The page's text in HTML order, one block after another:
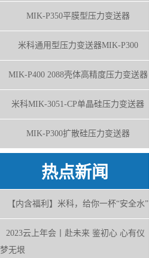
MIK-P350平膜型压力变送器
米科通用型压力变送器MIK-P300
MIK-P400 2088壳体高精度压力变送器
米科MIK-3051-CP单晶硅压力变送器
MIK-P300扩散硅压力变送器
热点新闻
【内含福利】米科，给你一杯“安全水”
2023云上年会丨赴未来 鉴初心 心有仪
梦无垠